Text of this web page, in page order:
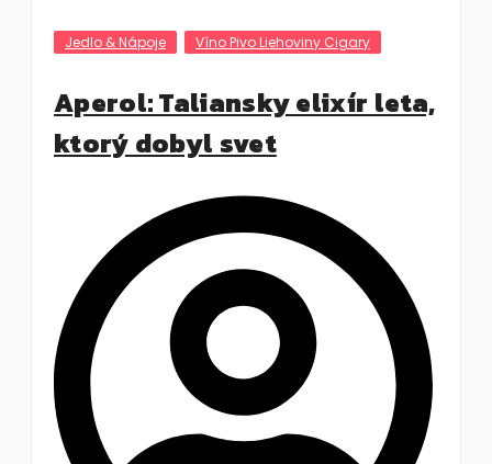
Jedlo & Nápoje Víno Pivo Liehoviny Cigary
Aperol: Taliansky elixír leta,
ktorý dobyl svet